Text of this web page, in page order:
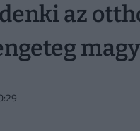
az